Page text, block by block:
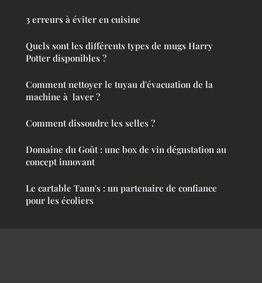
3 erreurs à éviter en cuisine
Quels sont les différents types de mugs Harry
Potter disponibles ?
Comment nettoyer le tuyau d'évacuation de la
machine à laver ?
Comment dissoudre les selles ?
Domaine du Goût : une box de vin dégustation au
concept innovant
Le cartable Tann's : un partenaire de confiance
pour les écoliers